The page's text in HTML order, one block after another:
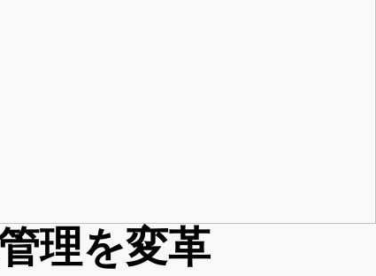
理を変革